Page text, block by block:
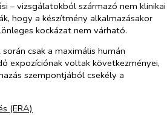
– vizsgálatokból származó nem klinikai
hogy a készítmény alkalmazásakor
kockázat nem várható.
csak a maximális humán
expozíciónak voltak következményei,
szempontjából csekély a
(ERA)